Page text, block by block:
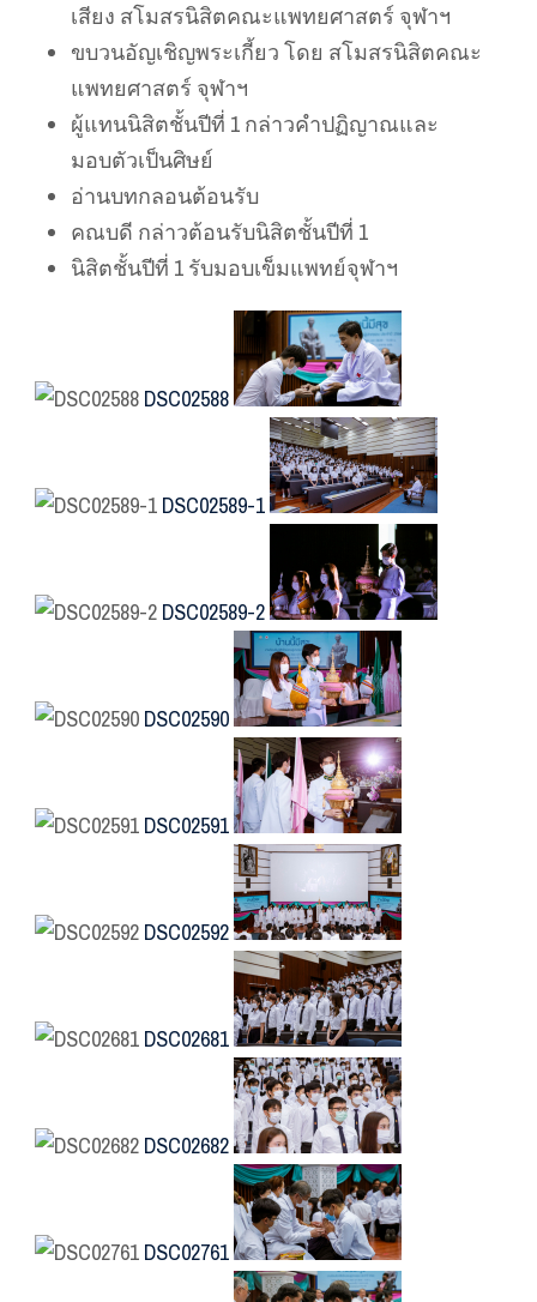
เสียง สโมสรนิสิตคณะแพทยศาสตร์ จุฬาฯ
ขบวนอัญเชิญพระเกี้ยว โดย สโมสรนิสิตคณะ
แพทยศาสตร์ จุฬาฯ
ผู้แทนนิสิตชั้นปีที่ 1 กล่าวคำปฏิญาณและ
มอบตัวเป็นศิษย์
อ่านบทกลอนต้อนรับ
คณบดี กล่าวต้อนรับนิสิตชั้นปีที่ 1
นิสิตชั้นปีที่ 1 รับมอบเข็มแพทย์จุฬาฯ
DSC02588
DSC02589-1
DSC02589-2
DSC02590
DSC02591
DSC02592
DSC02681
DSC02682
DSC02761